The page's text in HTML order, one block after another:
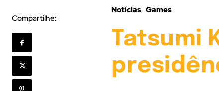
Compartilhe:
Notícias Games
Tatsumi